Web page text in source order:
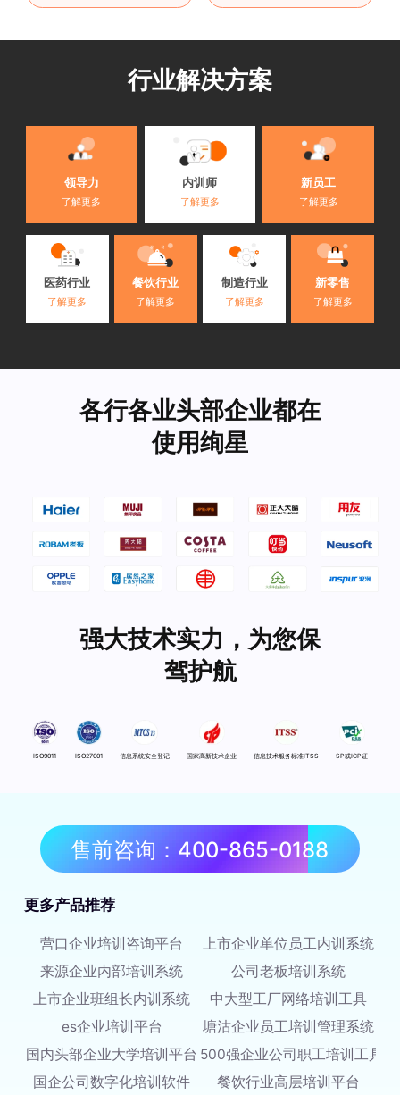
行业解决方案
领导力
了解更多
内训师
了解更多
新员工
了解更多
医药行业
了解更多
餐饮行业
了解更多
制造行业
了解更多
新零售
了解更多
各行各业头部企业都在
使用绚星
强大技术实力，为您保
驾护航
ISO9011 ISO27001 信息系统安全登记 国家高新技术企业 信息技术服务标准ITSS SP或ICP证
售前咨询：400-865-0188
更多产品推荐
营口企业培训咨询平台
上市企业单位员工内训系统
来源企业内部培训系统
公司老板培训系统
上市企业班组长内训系统
中大型工厂网络培训工具
es企业培训平台
塘沽企业员工培训管理系统
国内头部企业大学培训平台 500强企业公司职工培训工具
国企公司数字化培训软件
餐饮行业高层培训平台